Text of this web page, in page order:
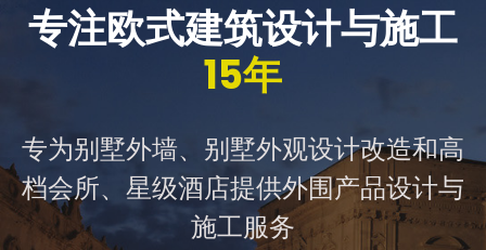
专注欧式建筑设计与施工
15年
专为别墅外墙、别墅外观设计改造和高
档会所、星级酒店提供外围产品设计与
施工服务